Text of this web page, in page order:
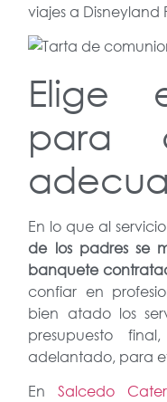
viajes a Disneyland
Elige
para
En lo que al
de los padres se
banquete
confiar en
bien atado los
presupuesto
adelantado, para
EnSalcedo